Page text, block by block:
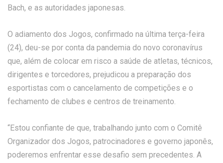
Bach, e as autoridades japonesas.
O adiamento dos Jogos, confirmado na última terça-feira
(24), deu-se por conta da pandemia do novo coronavírus
que, além de colocar em risco a saúde de atletas, técnicos,
dirigentes e torcedores, prejudicou a preparação dos
esportistas com o cancelamento de competições e o
fechamento de clubes e centros de treinamento.
“Estou confiante de que, trabalhando junto com o Comitê
Organizador dos Jogos, patrocinadores e governo japonês,
poderemos enfrentar esse desafio sem precedentes. A